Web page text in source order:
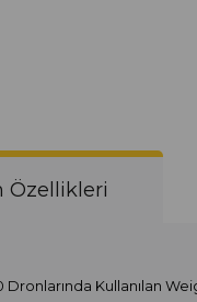
Özellikleri
Dronlarında Kullanılan